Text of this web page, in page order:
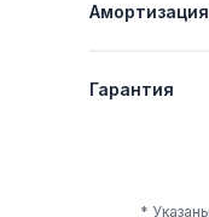
Амортизация
Гарантия
*